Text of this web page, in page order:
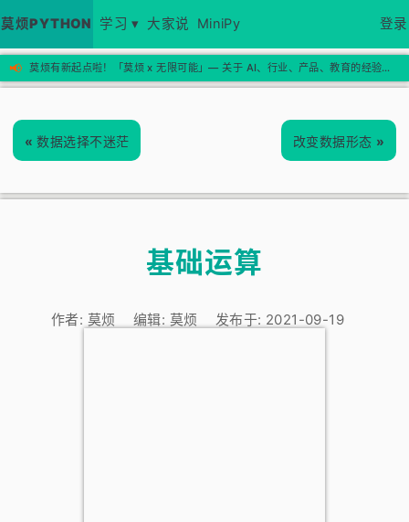
莫烦PYTHON 学习 ▾ 大家说 MiniPy 登录
📢 莫烦有新起点啦！「莫烦 x 无限可能」— 关于 AI、行业、产品、教育的经验思考，欢迎来新站看看 →
« 数据选择不迷茫 改变数据形态 »
基础运算
作者: 莫烦 编辑: 莫烦 发布于: 2021-09-19